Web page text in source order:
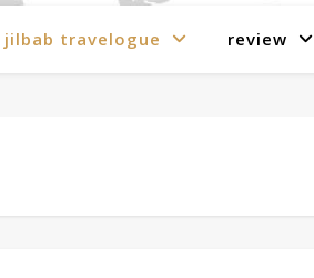
jilbab travelogue review